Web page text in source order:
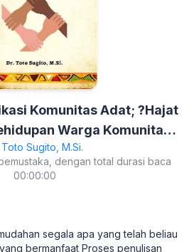
Komunitas Adat; ?Hajat
Warga Komunitas
Memperbaiki Rumah
Kearifan
Toto Sugito, M.Si.
dengan total durasi baca
00:00:00
segala apa yang telah beliau
bermanfaat Proses penulisan